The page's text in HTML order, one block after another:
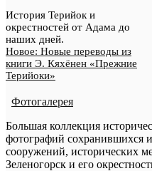
История Терийок и
окрестностей от Адама до
наших дней.
Новое: Новые переводы из
книги Э. Кяхёнен «Прежние
Терийоки»
Фотогалерея
Большая коллекция
фотографий сохранившихся
сооружений, исторических
Зеленогорск и его